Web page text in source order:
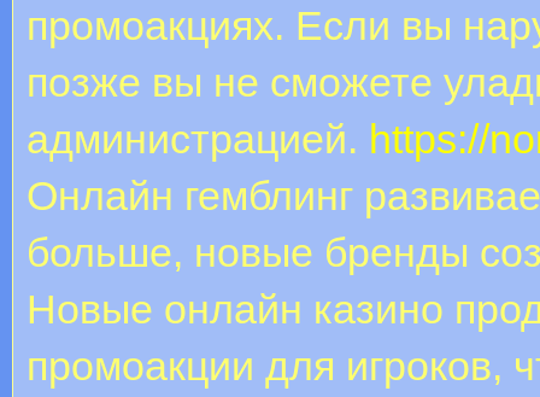
промоакциях. Если вы
позже вы не сможете
администрацией. https://
Онлайн гемблинг
больше, новые бренды
Новые онлайн казино
промоакции для игроков,